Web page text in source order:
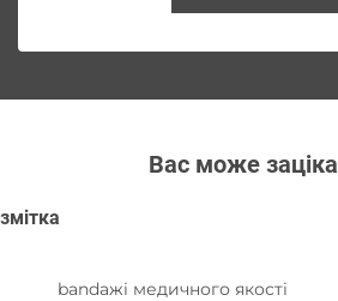
Вас може
змітка
bandaжі медичного якості